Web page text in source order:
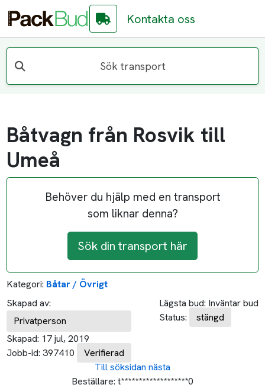
Kontakta oss
Sök transport
Båtvagn från Rosvik till
Umeå
Behöver du hjälp med en transport
som liknar denna?
Sök din transport här
Kategori: Båtar / Övrigt
Skapad av:
Privatperson
Skapad: 17 jul, 2019
Jobb-id: 397410 Verifierad
Lägsta bud: Inväntar bud
Status:
stängd
Till söksidan nästa
Beställare: t*******************0